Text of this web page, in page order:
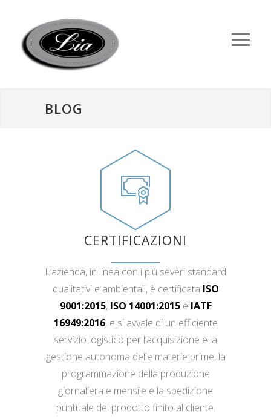
BLOG
CERTIFICAZIONI
L’azienda, in linea con i più severi standard
qualitativi e ambientali, è certificata ISO
9001:2015, ISO 14001:2015e IATF
16949:2016, e si avvale di un efficiente
servizio logistico per l’acquisizione e la
gestione autonoma delle materie prime, la
programmazione della produzione
giornaliera e mensile e la spedizione
puntuale del prodotto finito al cliente.